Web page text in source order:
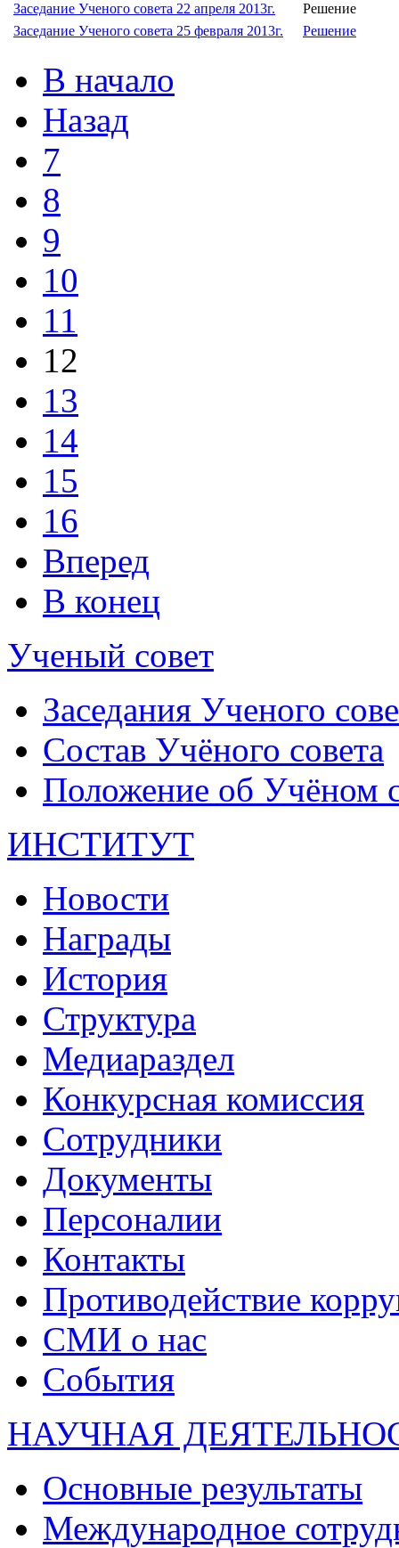
Заседание Ученого совета 22 апреля 2013г.
Решение
Заседание Ученого совета 25 февраля 2013г.
Решение
В начало
Назад
7
8
9
10
11
12
13
14
15
16
Вперед
В конец
Ученый совет
Заседания Ученого
Состав Учёного совета
Положение об Учёном
ИНСТИТУТ
Новости
Награды
История
Структура
Медиараздел
Конкурсная комиссия
Сотрудники
Документы
Персоналии
Контакты
Противодействие
СМИ о нас
События
НАУЧНАЯ
Основные результаты
Международное